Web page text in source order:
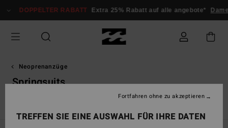
zur
Auswahl
springen
DOPPELTER RABATT Extra 25% Rabatt auf alle angebote*
Neoprenanzüge
Springsuits
TREFFEN SIE EINE AUSWAHL FÜR IHRE DATEN
Fortfahren ohne zu akzeptieren